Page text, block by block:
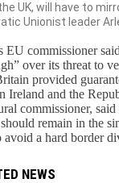
UK, will have to
Unionist leader
EU commissioner
over its threat to
provided
Ireland and the
commissioner,
remain in the
avoid a hard border
NEWS